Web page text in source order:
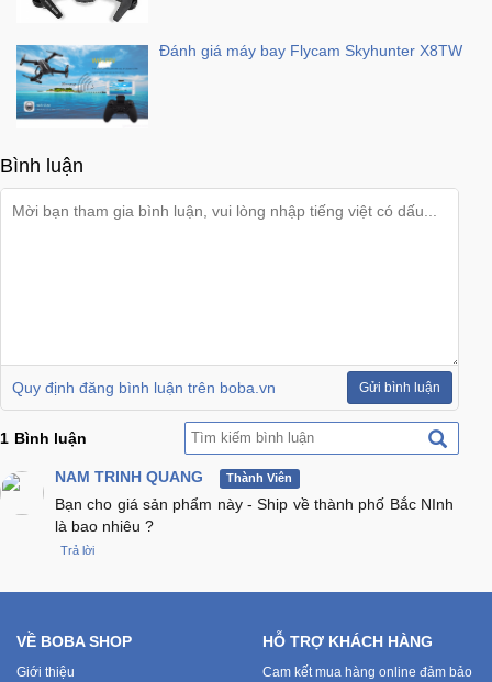
Đánh giá máy bay Flycam Skyhunter X8TW
Bình luận
Quy định đăng bình luận trên boba.vn Gửi bình luận
1 Bình luận
NAM TRINH QUANG Thành Viên
Bạn cho giá sản phẩm này - Ship về thành phố Bắc NInh
là bao nhiêu ?
Trả lời
VỀ BOBA SHOP
Giới thiệu
HỖ TRỢ KHÁCH HÀNG
Cam kết mua hàng online đảm bảo